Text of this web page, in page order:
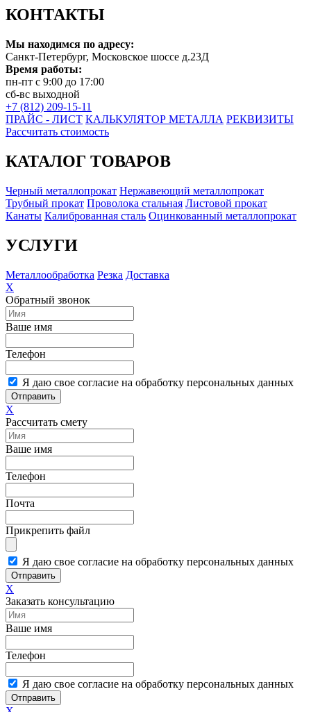
КОНТАКТЫ
Мы находимся по адресу:
Санкт-Петербург, Московское шоссе д.23Д
Время работы:
пн-пт с 9:00 до 17:00
сб-вс выходной
+7 (812) 209-15-11
ПРАЙС - ЛИСТ КАЛЬКУЛЯТОР МЕТАЛЛА РЕКВИЗИТЫ
Рассчитать стоимость
КАТАЛОГ ТОВАРОВ
Черный металлопрокат Нержавеющий металлопрокат
Трубный прокат Проволока стальная Листовой прокат
Канаты Калиброванная сталь Оцинкованный металлопрокат
УСЛУГИ
Металлообработка Резка Доставка
X
Обратный звонок
Ваше имя
Телефон
Я даю свое согласие на обработку персональных данных
Отправить
X
Рассчитать смету
Ваше имя
Телефон
Почта
Прикрепить файл
Я даю свое согласие на обработку персональных данных
Отправить
X
Заказать консультацию
Ваше имя
Телефон
Я даю свое согласие на обработку персональных данных
Отправить